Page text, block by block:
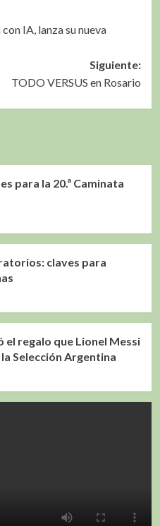
IA, lanza su nueva
Siguiente:
TODO VERSUS en Rosario
para la 20.ª Caminata
claves para
regalo que Lionel Messi
Selección Argentina